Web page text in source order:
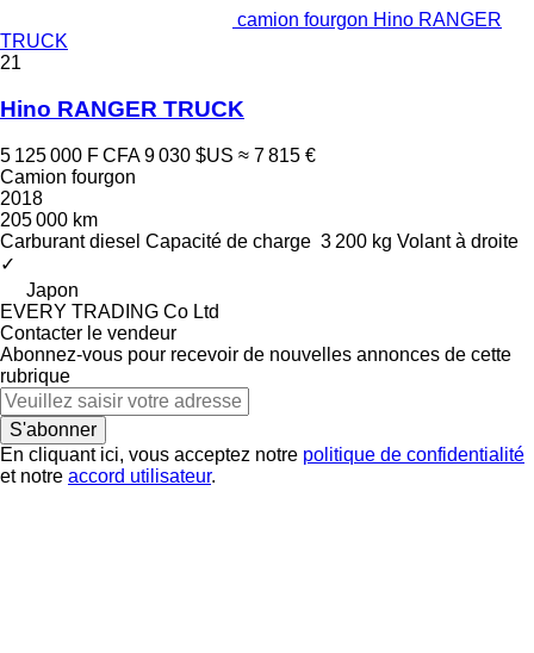
camion fourgon Hino RANGER
TRUCK
21
Hino RANGER TRUCK
5 125 000 F CFA 9 030 $US ≈ 7 815 €
Camion fourgon
2018
205 000 km
Carburant diesel Capacité de charge 3 200 kg Volant à droite
✓
Japon
EVERY TRADING Co Ltd
Contacter le vendeur
Abonnez-vous pour recevoir de nouvelles annonces de cette
rubrique
S'abonner
En cliquant ici, vous acceptez notre politique de confidentialité
et notre accord utilisateur.